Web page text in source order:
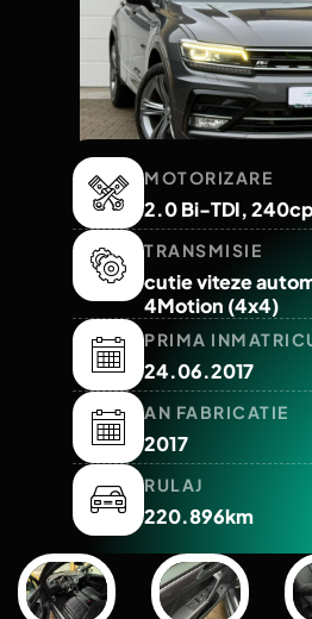
MOTORIZARE
2.0 Bi-TDI,
TRANSMISIE
cutie viteze
4Motion (4x4)
PRIMA
24.06.2017
AN FABRICATIE
2017
RULAJ
220.896km